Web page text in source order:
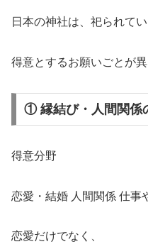
日本の神社は、祀られて
得意とするお願いごとが異
① 縁結び・人間関係
得意分野
恋愛・結婚 人間関係 仕事
恋愛だけでなく、